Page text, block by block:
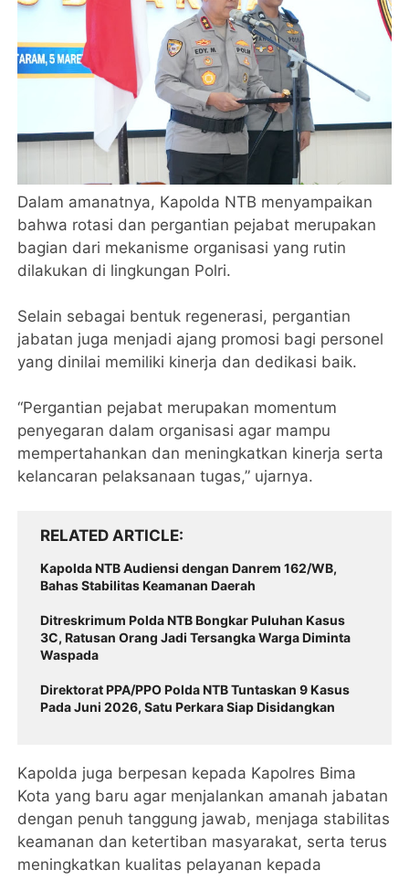
Dalam amanatnya, Kapolda NTB menyampaikan
bahwa rotasi dan pergantian pejabat merupakan
bagian dari mekanisme organisasi yang rutin
dilakukan di lingkungan Polri.
Selain sebagai bentuk regenerasi, pergantian
jabatan juga menjadi ajang promosi bagi personel
yang dinilai memiliki kinerja dan dedikasi baik.
‎“Pergantian pejabat merupakan momentum
penyegaran dalam organisasi agar mampu
mempertahankan dan meningkatkan kinerja serta
kelancaran pelaksanaan tugas,” ujarnya.
RELATED ARTICLE
‎Kapolda NTB Audiensi dengan Danrem 162/WB,
Bahas Stabilitas Keamanan Daerah
Ditreskrimum Polda NTB Bongkar Puluhan Kasus
3C, Ratusan Orang Jadi Tersangka Warga Diminta
Waspada
Direktorat PPA/PPO Polda NTB Tuntaskan 9 Kasus
Pada Juni 2026, Satu Perkara Siap Disidangkan ‎
‎Kapolda juga berpesan kepada Kapolres Bima
Kota yang baru agar menjalankan amanah jabatan
dengan penuh tanggung jawab, menjaga stabilitas
keamanan dan ketertiban masyarakat, serta terus
meningkatkan kualitas pelayanan kepada